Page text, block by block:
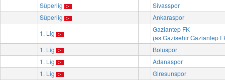
Süperlig
Sivasspor
Süperlig
Ankaraspor
1. Lig
Gaziantep FK
(as Gazisehir Gaziantep
1. Lig
Boluspor
1. Lig
Adanaspor
1. Lig
Giresunspor